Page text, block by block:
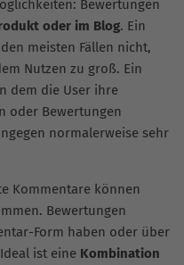
Bewertungen
oder im Blog. Ein
meisten Fällen nicht,
Nutzen zu groß. Ein
dem die User ihre
oder Bewertungen
normalerweise sehr
Kommentare können
Bewertungen
Form haben oder über
ist eine Kombination